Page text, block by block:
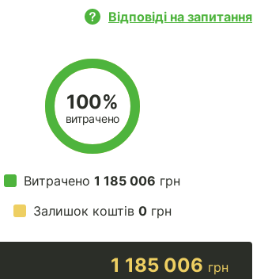
Відповіді на запитання
100%
витрачено
Витрачено1 185 006 грн
Залишок коштів 0грн
1 185 006 грн